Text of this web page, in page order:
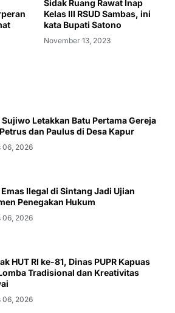
Sidak Ruang Rawat Inap
Kelas III RSUD Sambas, ini
kata Bupati Satono
November 13, 2023
Letakkan Batu Pertama Gereja
dan Paulus di Desa Kapur
06, 2026
Ilegal di Sintang Jadi Ujian
Penegakan Hukum
06, 2026
HUT RI ke-81, Dinas PUPR Kapuas
Tradisional dan Kreativitas
06, 2026